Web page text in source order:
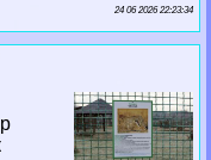
24 06 2026 22:23:34